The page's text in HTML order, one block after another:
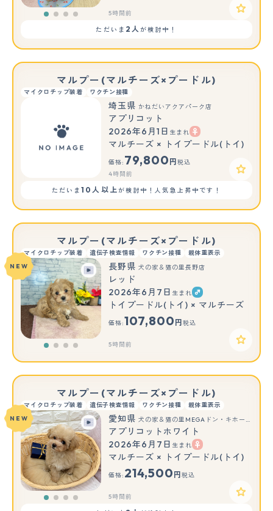
5時間前
ただいま 2人が検討中！
マルプー(マルチーズ×プードル)
マイクロチップ装着 ワクチン接種
埼玉県 かねだいアクアパーク店
アプリコット
2026年6月1日 生まれ
マルチーズ × トイプードル(トイ)
価格: 79,800 円 税込
4時間前
ただいま10人以上が検討中！人気急上昇中です！
マルプー(マルチーズ×プードル)
マイクロチップ装着 遺伝子検査情報 ワクチン接種
親体重表示
NEW
長野県 犬の家＆猫の里長野店
レッド
2026年6月7日 生まれ
トイプードル(トイ) × マルチーズ
価格:107,800 円 税込
5時間前
マルプー(マルチーズ×プードル)
マイクロチップ装着 遺伝子検査情報 ワクチン接種
親体重表示
NEW
愛知県 犬の家＆猫の里MEGAドン・キホーテ東海名和店
アプリコットホワイト
2026年6月7日 生まれ
マルチーズ × トイプードル(トイ)
価格: 214,500 円 税込
5時間前